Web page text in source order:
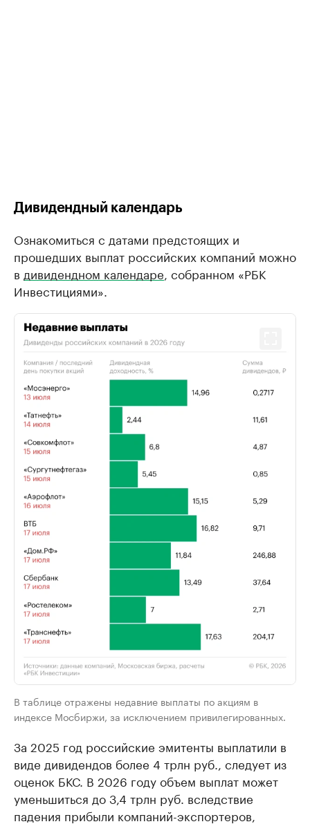
Дивидендный календарь
Ознакомиться с датами предстоящих и
прошедших выплат российских компаний можно
в дивидендном календаре , собранном «РБК
Инвестициями».
В таблице отражены недавние выплаты по акциям в
индексе Мосбиржи, за исключением привилегированных.
За 2025 год российские эмитенты выплатили в
виде дивидендов более 4 трлн руб., следует из
оценок БКС. В 2026 году объем выплат может
уменьшиться до 3,4 трлн руб. вследствие
падения прибыли компаний-экспортеров,